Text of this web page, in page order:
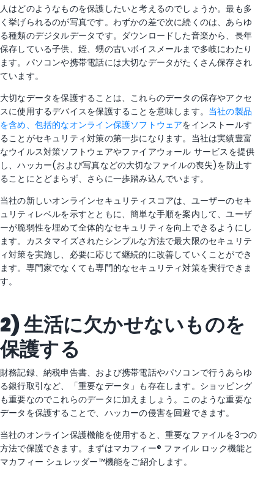
人はどのようなものを保護したいと考えるのでしょうか。最も多
く挙げられるのが写真です。わずかの差で次に続くのは、あらゆ
る種類のデジタルデータです。ダウンロードした音楽から、長年
保存している子供、姪、甥の古いボイスメールまで多岐にわたり
ます。パソコンや携帯電話には大切なデータがたくさん保存され
ています。
大切なデータを保護することは、これらのデータの保存やアクセ
スに使用するデバイスを保護することを意味します。 当社の製品
を含め、包括的なオンライン保護ソフトウェアをインストールす
ることがセキュリティ対策の第一歩になります。当社は実績豊富
なウイルス対策ソフトウェアやファイアウォール サービスを提供
し、ハッカー(および写真などの大切なファイルの喪失)を防止す
ることにとどまらず、さらに一歩踏み込んでいます。
当社の新しいオンラインセキュリティスコアは、ユーザーのセキ
ュリティレベルを示すとともに、簡単な手順を案内して、ユーザ
ーが脆弱性を埋めて全体的なセキュリティを向上できるようにし
ます。カスタマイズされたシンプルな方法で最大限のセキュリテ
ィ対策を実施し、必要に応じて継続的に改善していくことができ
ます。専門家でなくても専門的なセキュリティ対策を実行できま
す。
2)生活に欠かせないものを
保護する
財務記録、納税申告書、および携帯電話やパソコンで行うあらゆ
る銀行取引など、「重要なデータ」も存在します。ショッピング
も重要なのでこれらのデータに加えましょう。このような重要な
データを保護することで、ハッカーの侵害を回避できます。
当社のオンライン保護機能を使用すると、重要なファイルを3つの
方法で保護できます。まずはマカフィー® ファイル ロック機能と
マカフィー シュレッダー™機能をご紹介します。